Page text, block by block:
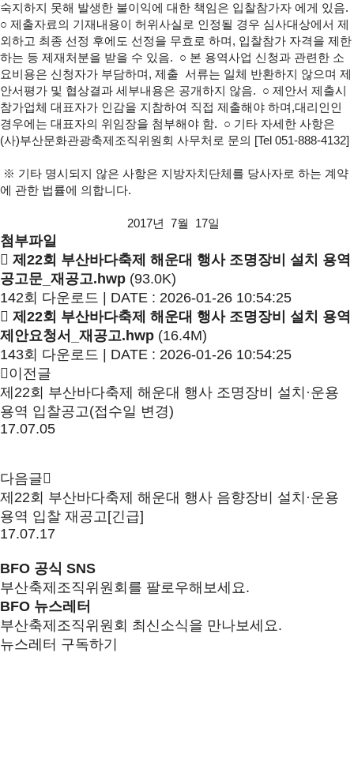
숙지하지 못해 발생한 불이익에 대한 책임은 입찰참가자 에게 있음.
○ 제출자료의 기재내용이 허위사실로 인정될 경우 심사대상에서 제
외하고 최종 선정 후에도 선정을 무효로 하며, 입찰참가 자격을 제한
하는 등 제재처분을 받을 수 있음. ○ 본 용역사업 신청과 관련한 소
요비용은 신청자가 부담하며, 제출 서류는 일체 반환하지 않으며 제
안서평가 및 협상결과 세부내용은 공개하지 않음. ○ 제안서 제출시
참가업체 대표자가 인감을 지참하여 직접 제출해야 하며,대리인인
경우에는 대표자의 위임장을 첨부해야 함. ○ 기타 자세한 사항은
(사)부산문화관광축제조직위원회 사무처로 문의
[Tel 051-888-4132]
※ 기타 명시되지 않은 사항은 지방자치단체를 당사자로 하는 계약
에 관한 법률에 의합니다.
2017년 7월 17일
첨부파일
제22회 부산바다축제 해운대 행사 조명장비 설치 용역
공고문_재공고.hwp (93.0K)
142회 다운로드 | DATE : 2026-01-26 10:54:25
제22회 부산바다축제 해운대 행사 조명장비 설치 용역
제안요청서_재공고.hwp (16.4M)
143회 다운로드 | DATE : 2026-01-26 10:54:25
이전글
제22회 부산바다축제 해운대 행사 조명장비 설치·운용
용역 입찰공고(접수일 변경)
17.07.05
다음글
제22회 부산바다축제 해운대 행사 음향장비 설치·운용
용역 입찰 재공고[긴급]
17.07.17
BFO 공식 SNS
부산축제조직위원회를 팔로우해보세요.
BFO 뉴스레터
부산축제조직위원회 최신소식을 만나보세요.
뉴스레터 구독하기